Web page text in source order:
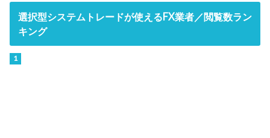
選択型システムトレードが使えるFX業者／閲覧数ラン
キング